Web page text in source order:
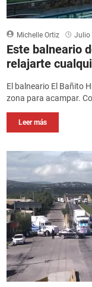
Michelle Ortiz Julio
Este balneario
relajarte
El balneario El Bañito
zona para acampar.
Leer más